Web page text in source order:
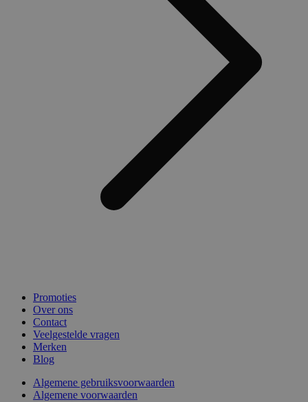
Promoties
Over ons
Contact
Veelgestelde vragen
Merken
Blog
Algemene gebruiksvoorwaarden
Algemene voorwaarden